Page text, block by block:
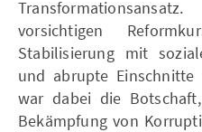
vorsichtigen
Stabilisierung mit
und abrupte
war dabei die
Bekämpfung von